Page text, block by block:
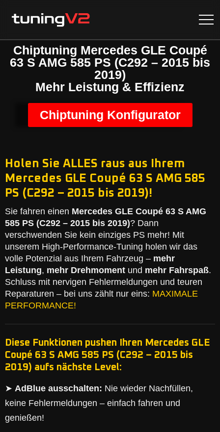
Chiptuning Mercedes GLE Coupé
63 S AMG 585 PS (C292 – 2015 bis
2019)
Mehr Leistung & Effizienz
Chiptuning Konfigurator
Holen Sie ALLES raus aus Ihrem
Mercedes GLE Coupé 63 S AMG 585
PS (C292 – 2015 bis 2019)!
Sie fahren einen Mercedes GLE Coupé 63 S AMG
585 PS (C292 – 2015 bis 2019)? Dann
verschwenden Sie kein einziges PS mehr! Mit
unserem High-Performance-Tuning holen wir das
volle Potenzial aus Ihrem Fahrzeug – mehr
Leistung, mehr Drehmoment und mehr Fahrspaß.
Schluss mit nervigen Fehlermeldungen und teuren
Reparaturen – bei uns zählt nur eins: MAXIMALE
PERFORMANCE!
Diese Funktionen pushen Ihren Mercedes GLE
Coupé 63 S AMG 585 PS (C292 – 2015 bis
2019) aufs nächste Level:
➤ AdBlue ausschalten: Nie wieder Nachfüllen,
keine Fehlermeldungen – einfach fahren und
genießen!